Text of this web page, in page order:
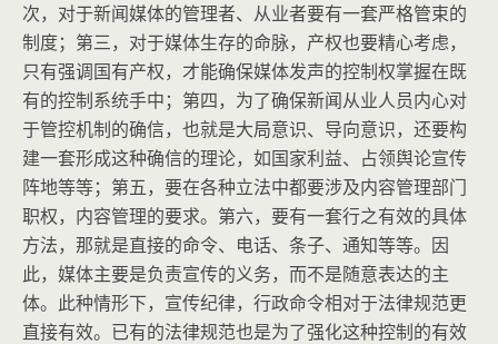
次，对于新闻媒体的管理者、从业者要有一套严格管束的
制度；第三，对于媒体生存的命脉，产权也要精心考虑，
只有强调国有产权，才能确保媒体发声的控制权掌握在既
有的控制系统手中；第四，为了确保新闻从业人员内心对
于管控机制的确信，也就是大局意识、导向意识，还要构
建一套形成这种确信的理论，如国家利益、占领舆论宣传
阵地等等；第五，要在各种立法中都要涉及内容管理部门
职权，内容管理的要求。第六，要有一套行之有效的具体
方法，那就是直接的命令、电话、条子、通知等等。因
此，媒体主要是负责宣传的义务，而不是随意表达的主
体。此种情形下，宣传纪律，行政命令相对于法律规范更
直接有效。已有的法律规范也是为了强化这种控制的有效